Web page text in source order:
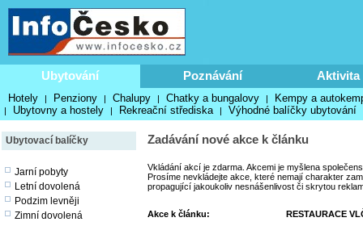
Ubytování Poznávání Aktivita
Hotely | Penziony | Chalupy | Chatky a bungalovy | Kempy a
| Ubytovny a hostely | Rekreační střediska | Výhodné balíčky ubytování
Ubytovací balíčky
Jarní pobyty
Letní dovolená
Podzim levněji
Zimní dovolená
Zadávání nové akce k článku
Vkládání akcí je zdarma. Akcemi je myšlena
Prosíme nevkládejte akce, které nemají charakter
propagující jakoukoliv nesnášenlivost či skrytou
Akce k článku:
RESTAURACE